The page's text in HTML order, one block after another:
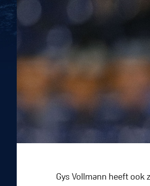
Gys Vollmann heeft ook